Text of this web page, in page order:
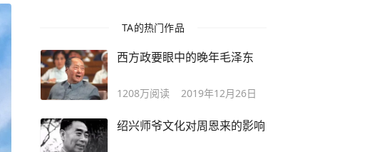
TA的热门作品
西方政要眼中的晚年毛泽东
1208万阅读 2019年12月26日
绍兴师爷文化对周恩来的影响